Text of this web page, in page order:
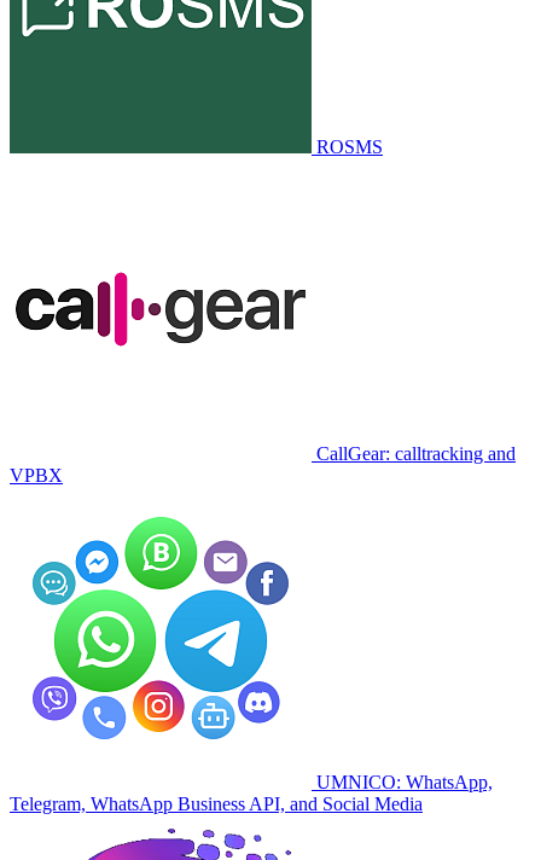
ROSMS
CallGear: calltracking and
VPBX
UMNICO: WhatsApp,
Telegram, WhatsApp Business API, and Social Media